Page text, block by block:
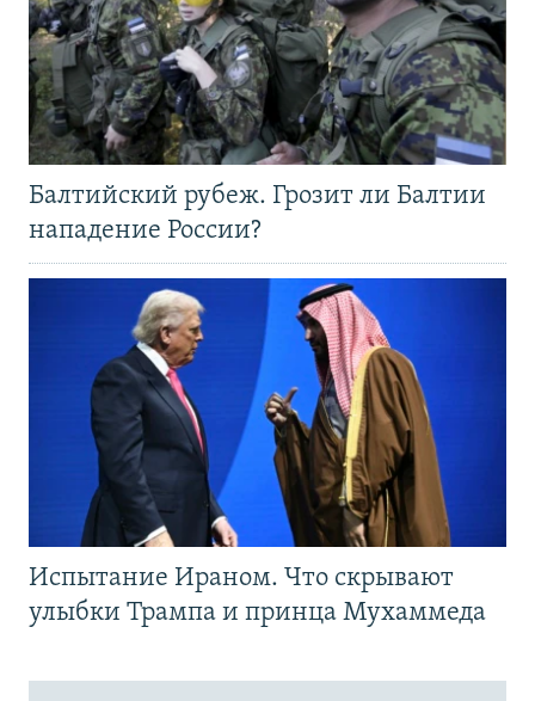
Балтийский рубеж. Грозит ли Балтии
нападение России?
Испытание Ираном. Что скрывают
улыбки Трампа и принца Мухаммеда